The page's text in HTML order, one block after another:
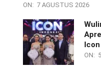
ON: 7 AGUSTUS 2026
ON: